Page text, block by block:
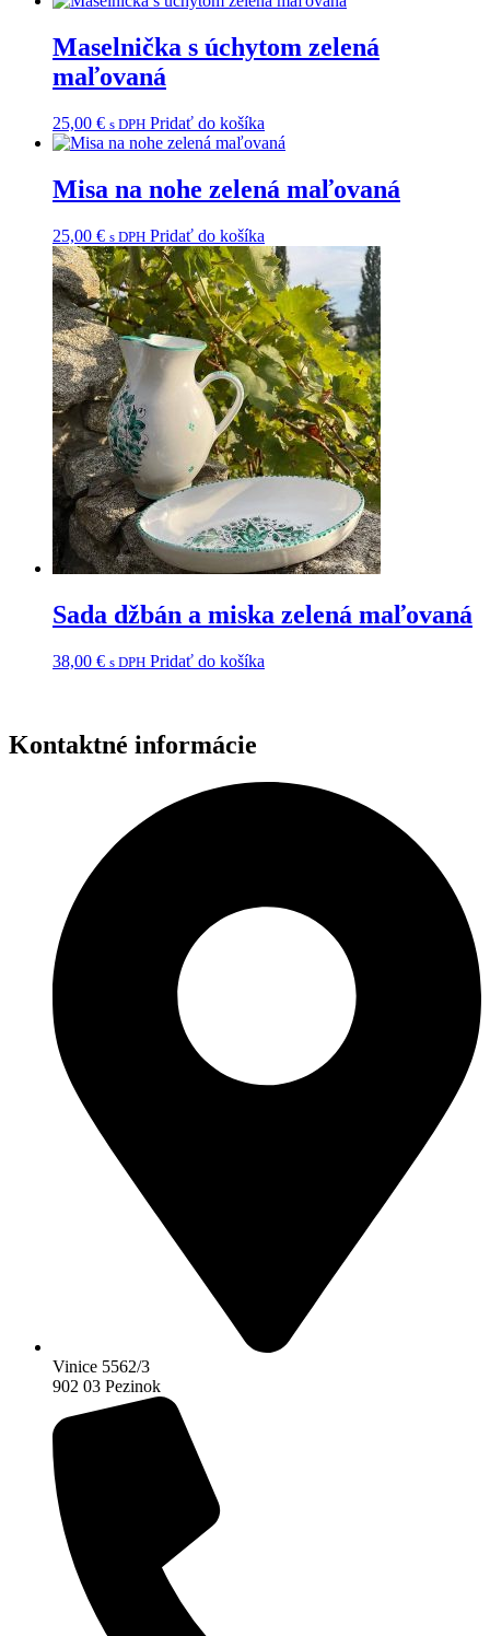
Maselnička s úchytom zelená
maľovaná
25,00 € s DPH Pridať do košíka
Misa na nohe zelená maľovaná
25,00 € s DPH Pridať do košíka
Sada džbán a miska zelená maľovaná
38,00 € s DPH Pridať do košíka
Kontaktné informácie
Vinice 5562/3
902 03 Pezinok